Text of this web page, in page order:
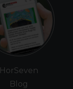
HorSeven
Blog